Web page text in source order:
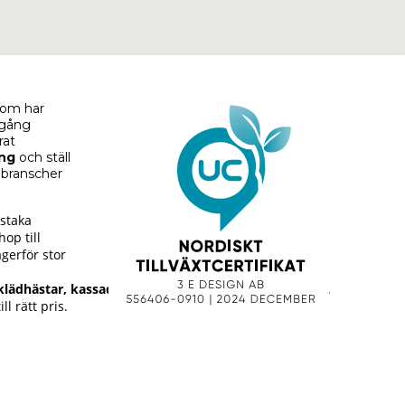
har
och ställ
till
stor
, kassadiskar butiksbelysning,galgar
m.m.
rätt pris.